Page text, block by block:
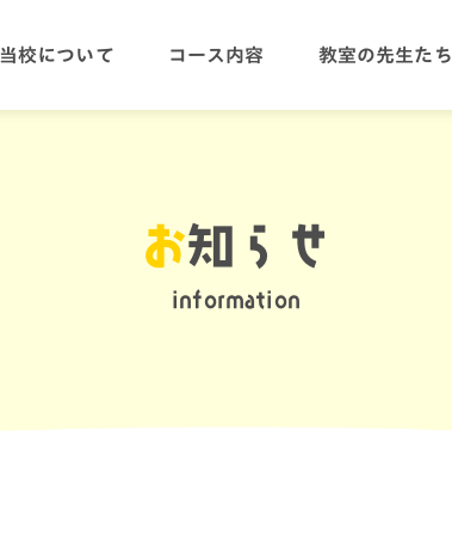
当校について コース内容 教室の先生たち
お知らせ
information